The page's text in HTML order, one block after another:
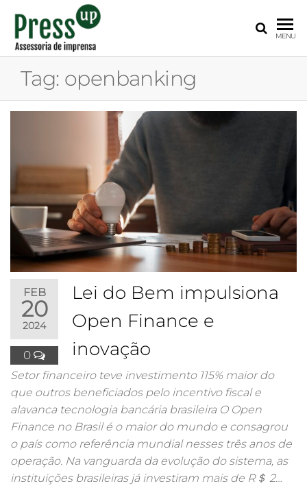
UP
para
Pequenas
Empresas
MENU
Tag: openbanking
FEB
20
2024
0
Lei do Bem impulsiona
Open Finance e
inovação
Setor financeiro teve investimento 115% maior do
que outros beneficiados pelo incentivo fiscal e
alavanca tecnologia bancária brasileira O Open
Finance no Brasil é o maior do mundo e consagrou
o país como referência mundial nesses três anos de
operação. Na vanguarda da evolução do sistema, as
instituições brasileiras já investiram mais de R＄ 2…